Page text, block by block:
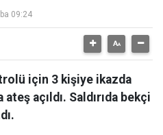
09:24
için 3 kişiye ikazda
açıldı. Saldırıda bekçi